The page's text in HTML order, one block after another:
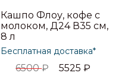
Кашпо Флоу, кофе с
молоком, Д24 В35 см,
8 л
Бесплатная доставка*
6500₽ 5525₽